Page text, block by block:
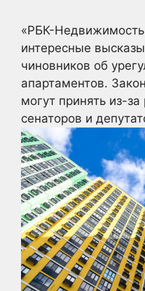
«РБК-
интересные
чиновников об
апартаментов.
могут принять из-
сенаторов и